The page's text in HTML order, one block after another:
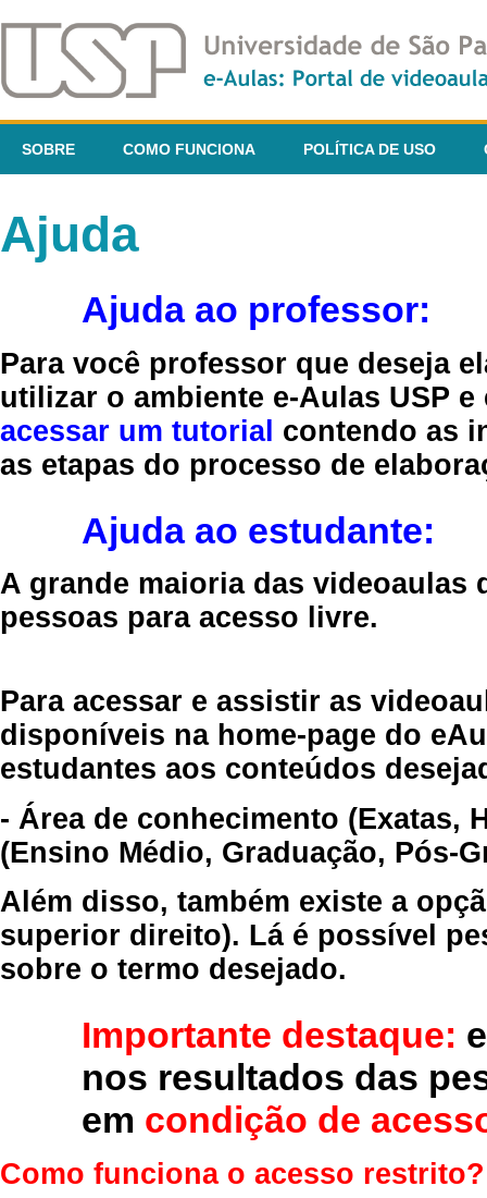
SOBRE COMO FUNCIONA POLÍTICA DE USO
Ajuda
Ajuda ao professor:
Para você professor que deseja
utilizar o ambiente e-Aulas USP
acessar um tutorial contendo as
as etapas do processo de
Ajuda ao estudante:
A grande maioria das videoaulas
pessoas para acesso livre.
Para acessar e assistir as
disponíveis na home-page do
estudantes aos conteúdos
- Área de conhecimento (Exatas,
(Ensino Médio, Graduação, Pós-
Além disso, também existe a
superior direito). Lá é possível
sobre o termo desejado.
Importante destaque:
nos resultados das
em condição de
Como funciona o acesso restrito?